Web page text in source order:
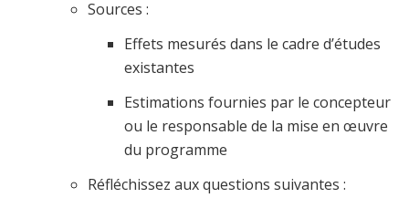
Sources :
Effets mesurés dans le cadre d’études
existantes
Estimations fournies par le concepteur
ou le responsable de la mise en œuvre
du programme
Réfléchissez aux questions suivantes :